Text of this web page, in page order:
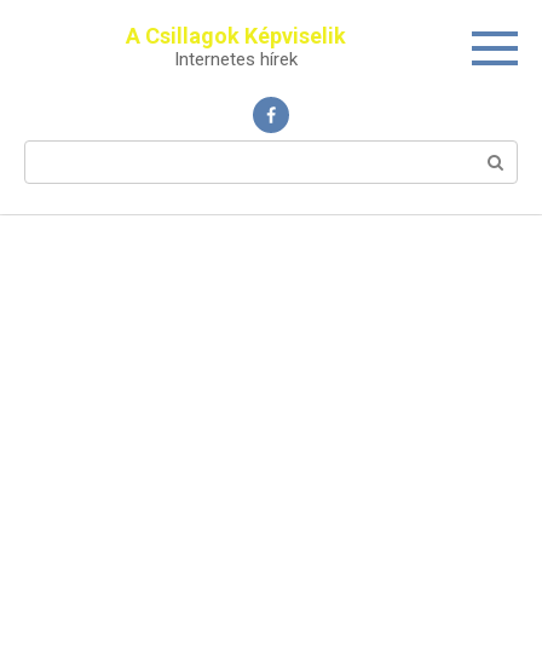
A Csillagok Képviselik
Internetes hírek
Поиск: